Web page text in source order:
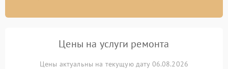
Цены на услуги ремонта
Цены актуальны на текущую дату 06.08.2026